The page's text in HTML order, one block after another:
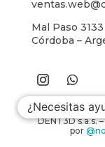
Mal Paso
Córdoba –
DENT3D s.a.s.
por
¿Necesitas